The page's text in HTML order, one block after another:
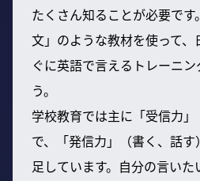
たくさん知ることが必要で
文」のような教材を使って
ぐに英語で言えるトレーニ
う。
学校教育では主に「受信力
で、「発信力」（書く、話
足しています。自分の言い